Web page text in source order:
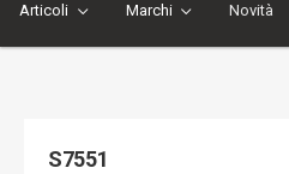
Articoli Marchi Novità
S7551